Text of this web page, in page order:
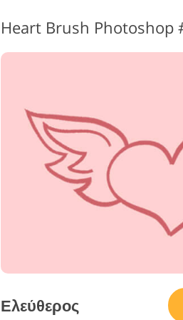
Επεξεργασία φωτογραφιών
προϊόντος
Heart Brush Photoshop
Ελεύθερος